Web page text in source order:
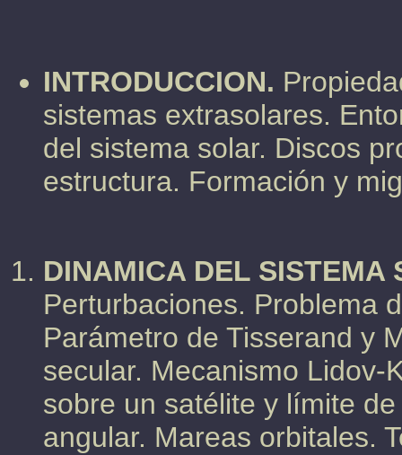
INTRODUCCION.
sistemas extrasolares.
del sistema solar. Discos
estructura. Formación y
DINAMICA DEL SISTEMA
Perturbaciones. Problema
Parámetro de Tisserand y
secular. Mecanismo Lidov-
sobre un satélite y límite
angular. Mareas orbitales.